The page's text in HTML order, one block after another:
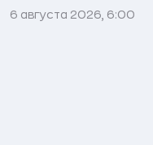
6 августа 2026, 6:00